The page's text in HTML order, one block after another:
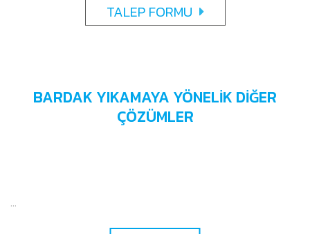
TALEP FORMU
BARDAK YIKAMAYA YÖNELİK DİĞER
ÇÖZÜMLER
...